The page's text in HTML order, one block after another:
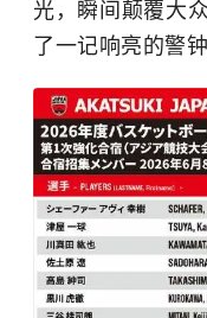
光，瞬间颠覆大
了一记响亮的警钟